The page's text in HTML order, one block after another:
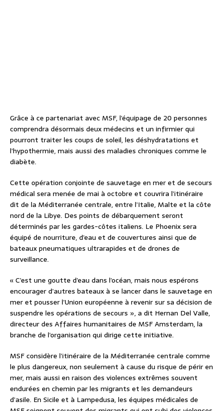
Grâce à ce partenariat avec MSF, l’équipage de 20 personnes
comprendra désormais deux médecins et un infirmier qui
pourront traiter les coups de soleil, les déshydratations et
l’hypothermie, mais aussi des maladies chroniques comme le
diabète.
Cette opération conjointe de sauvetage en mer et de secours
médical sera menée de mai à octobre et couvrira l’itinéraire
dit de la Méditerranée centrale, entre l’Italie, Malte et la côte
nord de la Libye. Des points de débarquement seront
déterminés par les gardes-côtes italiens. Le Phoenix sera
équipé de nourriture, d’eau et de couvertures ainsi que de
bateaux pneumatiques ultrarapides et de drones de
surveillance.
« C’est une goutte d’eau dans l’océan, mais nous espérons
encourager d’autres bateaux à se lancer dans le sauvetage en
mer et pousser l’Union européenne à revenir sur sa décision de
suspendre les opérations de secours », a dit Hernan Del Valle,
directeur des Affaires humanitaires de MSF Amsterdam, la
branche de l’organisation qui dirige cette initiative.
MSF considère l’itinéraire de la Méditerranée centrale comme
le plus dangereux, non seulement à cause du risque de périr en
mer, mais aussi en raison des violences extrêmes souvent
endurées en chemin par les migrants et les demandeurs
d’asile. En Sicile et à Lampedusa, les équipes médicales de